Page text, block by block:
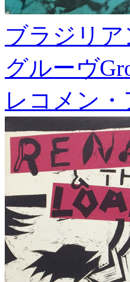
ブラジリア
グルーヴ
レコメン